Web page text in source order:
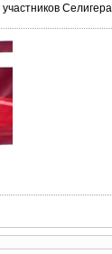
Селигера.